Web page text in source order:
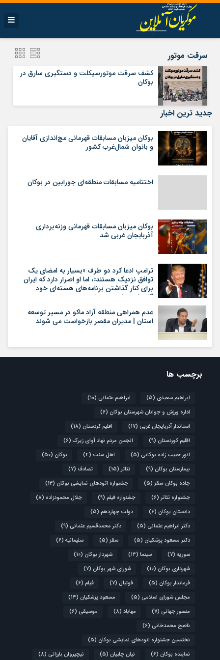
سرقت موتور
کشف سرقت موتورسیکلت و دستگیری سارق در
بوکان
جدید ترین اخبار
بوکان میزبان مسابقات قهرمانی مچ‌اندازی آقایان
و بانوان شمال‌غرب کشور
اختتامیه مسابقات منطقه‌ای جورابین در بوکان
بوکان میزبان مسابقات قهرمانی وزنه‌برداری
آذربایجان غربی شد
ترامپ ادعا کرد دو طرف «بسیار به امضای یک
توافق نزدیک هستند»، اما او اصرار دارد که ایران
برای کنار گذاشتن برنامه‌های هسته‌ای خود
گام‌های بیشتری بردارد
عدم همراهی منطقه آزاد ماکو در مسیر توسعه
استان | مدیران مقصر بازخواست می شوند
برچسب ها
ابراهیم سعیدی (5) ابراهیم عثمانی (10)
اداره ورزش و جوانان شهرستان بوکان (6)
استاندار آذربایجان غربی (17) اقلیم کردستان (18)
اقلیم کوردستان (9) انجمن مردم نهاد آوای زیرک (6)
انور حبیب زاده بوکانی (5) اهل سنت (4) بوکان (50)
بیمارستان بوکان (9) تئاتر (15) تصادف (7)
جاده بوکان-سقز (5) جشنواره اتودهای نمایشی بوکان (13)
جشنواره تئاتر (6) جشنواره فیلم (9) جلال محمودزاده (8)
دادستان بوکان (6) دولت چهاردهم (5)
دکتر ابراهیم عثمانی (5) دکتر محمدقسیم عثمانی (9)
دکتر مسعود پزشکیان (5) سقز (5) سلیمانیه (6)
سوریه (7) سینما (14) شهردار بوکان (10)
شهرداری بوکان (10) شورای شهر بوکان (7)
فرماندار بوکان (5) فوتبال (7) فیلم (6)
مجلس شورای اسلامی (5) مسعود پزشکیان (14)
منصور جهانی (7) مهاباد (8) موسیقی (6)
ناصح محمدخانی (6)
نختسین جشنواره اتودهای نمایشی بوکان (5)
نماینده بوکان (6) نیان چلبیان (5) نیچیروان بارزانی (8)